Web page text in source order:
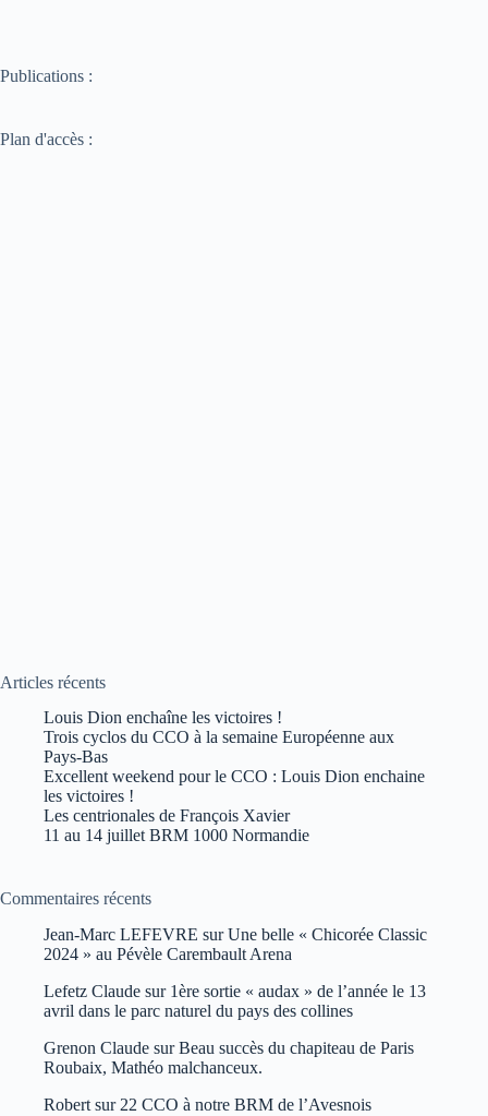
Publications :
Plan d'accès :
Articles récents
Louis Dion enchaîne les victoires !
Trois cyclos du CCO à la semaine Européenne aux
Pays-Bas
Excellent weekend pour le CCO : Louis Dion enchaine
les victoires !
Les centrionales de François Xavier
11 au 14 juillet BRM 1000 Normandie
Commentaires récents
Jean-Marc LEFEVRE surUne belle « Chicorée Classic
2024 » au Pévèle Carembault Arena
Lefetz Claude sur 1ère sortie « audax » de l’année le 13
avril dans le parc naturel du pays des collines
Grenon Claude surBeau succès du chapiteau de Paris
Roubaix, Mathéo malchanceux.
Robert sur 22 CCO à notre BRM de l’Avesnois